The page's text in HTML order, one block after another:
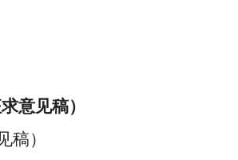
意见稿）
）